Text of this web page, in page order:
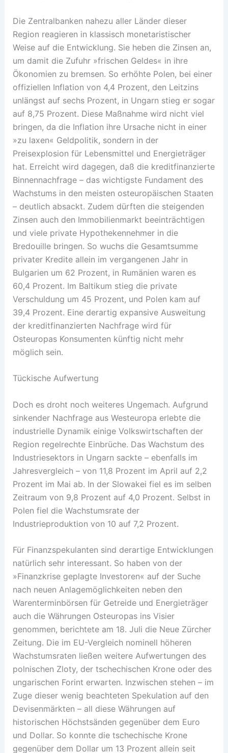
Die Zentralbanken nahezu aller Länder dieser
Region reagieren in klassisch monetaristischer
Weise auf die Entwicklung. Sie heben die Zinsen an,
um damit die Zufuhr »frischen Geldes« in ihre
Ökonomien zu bremsen. So erhöhte Polen, bei einer
offiziellen Inflation von 4,4 Prozent, den Leitzins
unlängst auf sechs Prozent, in Ungarn stieg er sogar
auf 8,75 Prozent. Diese Maßnahme wird nicht viel
bringen, da die Inflation ihre Ursache nicht in einer
»zu laxen« Geldpolitik, sondern in der
Preisexplosion für Lebensmittel und Energieträger
hat. Erreicht wird dagegen, daß die kreditfinanzierte
Binnennachfrage – das wichtigste Fundament des
Wachstums in den meisten osteuropäischen Staaten
– deutlich absackt. Zudem dürften die steigenden
Zinsen auch den Immobilienmarkt beeinträchtigen
und viele private Hypothekennehmer in die
Bredouille bringen. So wuchs die Gesamtsumme
privater Kredite allein im vergangenen Jahr in
Bulgarien um 62 Prozent, in Rumänien waren es
60,4 Prozent. Im Baltikum stieg die private
Verschuldung um 45 Prozent, und Polen kam auf
39,4 Prozent. Eine derartig expansive Ausweitung
der kreditfinanzierten Nachfrage wird für
Osteuropas Konsumenten künftig nicht mehr
möglich sein.
Tückische Aufwertung
Doch es droht noch weiteres Ungemach. Aufgrund
sinkender Nachfrage aus Westeuropa erlebte die
industrielle Dynamik einige Volkswirtschaften der
Region regelrechte Einbrüche. Das Wachstum des
Industriesektors in Ungarn sackte – ebenfalls im
Jahresvergleich – von 11,8 Prozent im April auf 2,2
Prozent im Mai ab. In der Slowakei fiel es im selben
Zeitraum von 9,8 Prozent auf 4,0 Prozent. Selbst in
Polen fiel die Wachstumsrate der
Industrieproduktion von 10 auf 7,2 Prozent.
Für Finanzspekulanten sind derartige Entwicklungen
natürlich sehr interessant. So haben von der
»Finanzkrise geplagte Investoren« auf der Suche
nach neuen Anlagemöglichkeiten neben den
Warenterminbörsen für Getreide und Energieträger
auch die Währungen Osteuropas ins Visier
genommen, berichtete am 18. Juli die Neue Zürcher
Zeitung. Die im EU-Vergleich nominell höheren
Wachstumsraten ließen weitere Aufwertungen des
polnischen Zloty, der tschechischen Krone oder des
ungarischen Forint erwarten. Inzwischen stehen – im
Zuge dieser wenig beachteten Spekulation auf den
Devisenmärkten – all diese Währungen auf
historischen Höchstsänden gegenüber dem Euro
und Dollar. So konnte die tschechische Krone
gegenüber dem Dollar um 13 Prozent allein seit